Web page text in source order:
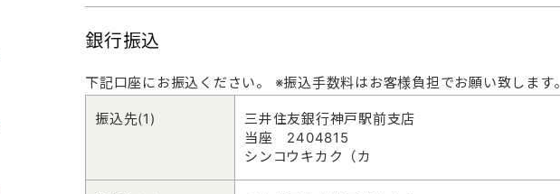
銀行振込
下記口座にお振込ください。 ※振込手数料はお客様負担でお願い致します。
振込先(1)
三井住友銀行神戸駅前支店
当座 2404815
シンコウキカク（カ